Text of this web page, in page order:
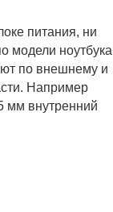
питания, ни
модели ноутбука
по внешнему и
Например
мм внутренний